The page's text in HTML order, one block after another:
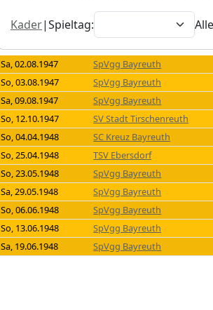
Kader|Spieltag:
Sa, 02.08.1947
SpVgg Bayreuth
So, 03.08.1947
SpVgg Bayreuth
Sa, 09.08.1947
SpVgg Bayreuth
So, 12.10.1947
SV Stadt Tirschenreuth
So, 04.04.1948
SC Kreuz Bayreuth
So, 25.04.1948
TSV Ebersdorf
So, 23.05.1948
SpVgg Bayreuth
Sa, 29.05.1948
SpVgg Bayreuth
So, 06.06.1948
SpVgg Bayreuth
So, 13.06.1948
SpVgg Bayreuth
Sa, 19.06.1948
SpVgg Bayreuth